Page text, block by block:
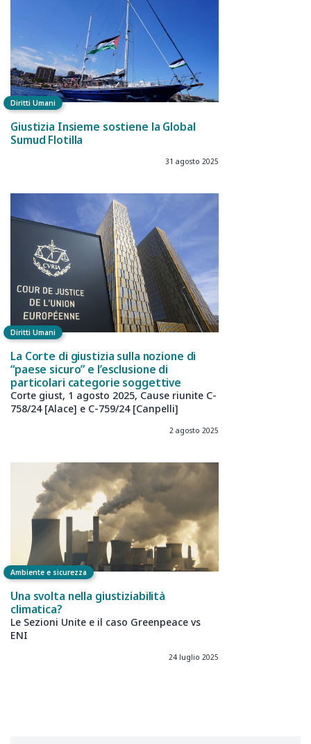
Diritti Umani
Giustizia Insieme sostiene la Global
Sumud Flotilla
31 agosto 2025
Diritti Umani
La Corte di giustizia sulla nozione di
“paese sicuro” e l’esclusione di
particolari categorie soggettive
Corte giust, 1 agosto 2025, Cause riunite C-
758/24 [Alace] e C-759/24 [Canpelli]
2 agosto 2025
Ambiente e sicurezza
Una svolta nella giustiziabilità
climatica?
Le Sezioni Unite e il caso Greenpeace vs
ENI
24 luglio 2025